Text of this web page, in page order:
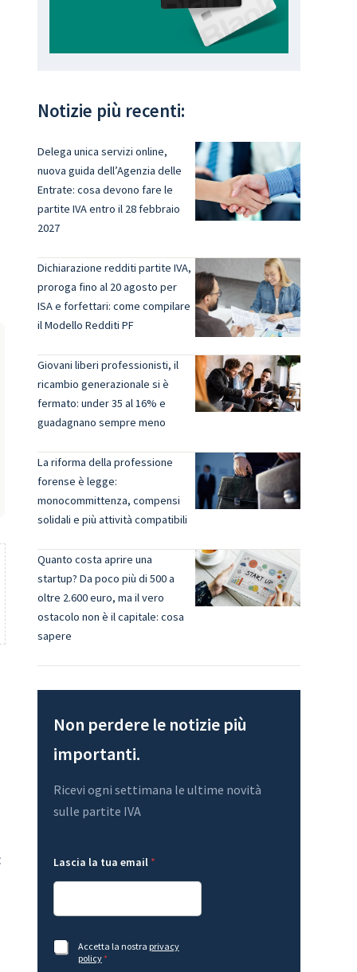
Notizie più recenti:
Delega unica servizi online,
nuova guida dell’Agenzia delle
Entrate: cosa devono fare le
partite IVA entro il 28 febbraio
2027
Dichiarazione redditi partite IVA,
proroga fino al 20 agosto per
ISA e forfettari: come compilare
il Modello Redditi PF
Giovani liberi professionisti, il
ricambio generazionale si è
fermato: under 35 al 16% e
guadagnano sempre meno
La riforma della professione
forense è legge:
monocommittenza, compensi
solidali e più attività compatibili
Quanto costa aprire una
startup? Da poco più di 500 a
oltre 2.600 euro, ma il vero
ostacolo non è il capitale: cosa
sapere
Non perdere le notizie più
importanti.
Ricevi ogni settimana le ultime novità
sulle partite IVA
u
s
i
a
Lascia la tua email *
LA
c
Accetta la nostra privacy
policy*